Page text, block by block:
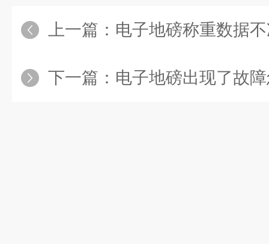
上一篇： 电子地磅称重数据不准
下一篇： 电子地磅出现了故